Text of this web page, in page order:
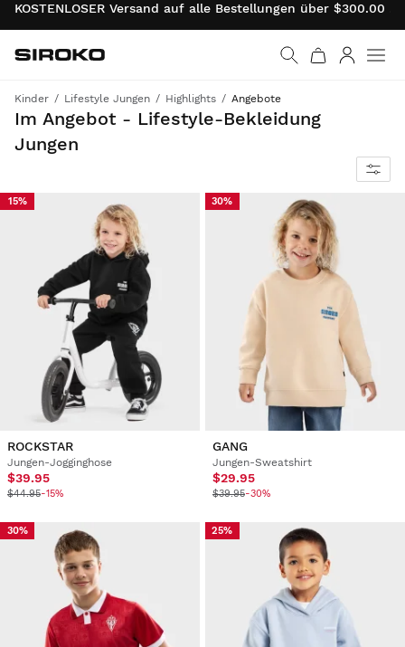
KOSTENLOSER Versand auf alle Bestellungen über $300.00
Weiter zur Startseite
Siroko.com
Kinder Lifestyle Jungen Highlights Angebote
Im Angebot - Lifestyle-Bekleidung
Jungen
Sirokos Lifestyle- und Freizeitbekleidung zu Rabatten - für einen runden und modernen Look deiner Kleinen.
15%
ROCKSTAR
Jungen-Jogginghose
$39.95
$44.95-15%
30%
GANG
Jungen-Sweatshirt
$29.95
$39.95-30%
30% 25%